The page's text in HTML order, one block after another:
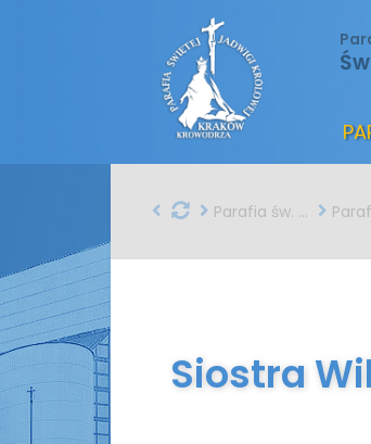
Parafia św. Jadwigi w Krakowie
Siostra